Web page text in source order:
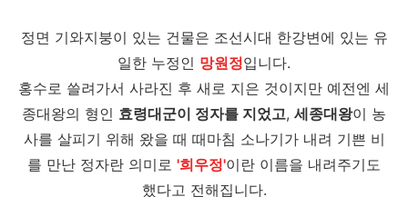
정면 기와지붕이 있는 건물은 조선시대 한강변에 있는 유
일한 누정인 망원정입니다.
홍수로 쓸려가서 사라진 후 새로 지은 것이지만 예전엔 세
종대왕의 형인 효령대군이 정자를 지었고, 세종대왕이 농
사를 살피기 위해 왔을 때 때마침 소나기가 내려 기쁜 비
를 만난 정자란 의미로 '희우정'이란 이름을 내려주기도
했다고 전해집니다.